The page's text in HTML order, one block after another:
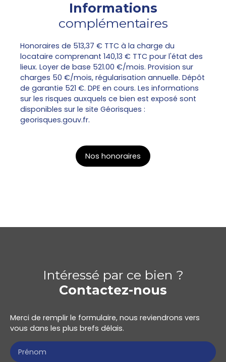
Informations
complémentaires
Honoraires de 513,37 € TTC à la charge du
locataire comprenant 140,13 € TTC pour l'état des
lieux. Loyer de base 521.00 €/mois. Provision sur
charges 50 €/mois, régularisation annuelle. Dépôt
de garantie 521 €. DPE en cours. Les informations
sur les risques auxquels ce bien est exposé sont
disponibles sur le site Géorisques :
georisques.gouv.fr.
Nos honoraires
Intéressé par ce bien ?
Contactez-nous
Merci de remplir le formulaire, nous reviendrons vers
vous dans les plus brefs délais.
Prénom